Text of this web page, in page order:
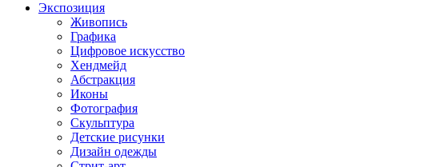
Экспозиция
Живопись
Графика
Цифровое искусство
Хендмейд
Абстракция
Иконы
Фотография
Скульптура
Детские рисунки
Дизайн одежды